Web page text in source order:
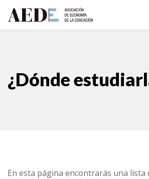
¿Dónde
En esta página encontrarás una lista